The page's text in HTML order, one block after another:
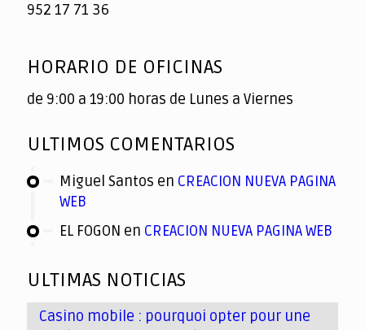
952 17 71 36
HORARIO DE OFICINAS
de 9:00 a 19:00 horas de Lunes a Viernes
ULTIMOS COMENTARIOS
Miguel Santos en CREACION NUEVA PAGINA
WEB
EL FOGON en CREACION NUEVA PAGINA WEB
ULTIMAS NOTICIAS
Casino mobile : pourquoi opter pour une